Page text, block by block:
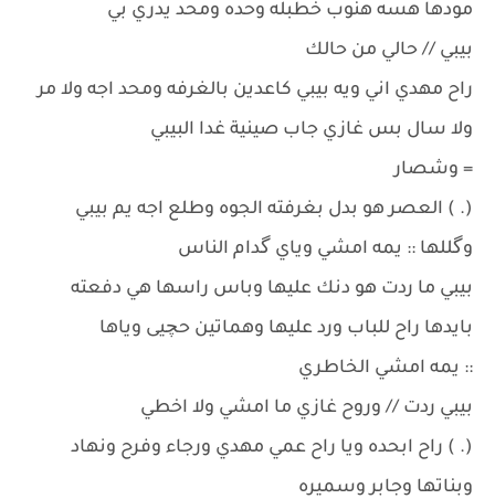
مودها هسه هنوب خطبله وحده ومحد يدري بي
بيبي // حالي من حالك
راح مهدي اني ويه بيبي كاعدين بالغرفه ومحد اجه ولا مر
ولا سال بس غازي جاب صينية غدا البيبي
= وشصار
(. ) العصر هو بدل بغرفته الجوه وطلع اجه يم بيبي
وگللها :: يمه امشي وياي گدام الناس
بيبي ما ردت هو دنك عليها وباس راسها هي دفعته
بايدها راح للباب ورد عليها وهماتين حچيى وياها
:: يمه امشي الخاطري
بيبي ردت // وروح غازي ما امشي ولا اخطي
(. ) راح ابحده ويا راح عمي مهدي ورجاء وفرح ونهاد
وبناتها وجابر وسميره